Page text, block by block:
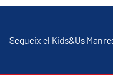
Segueix el Kids&Us